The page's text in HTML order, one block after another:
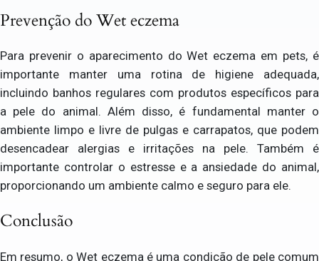
Prevenção do Wet eczema
Para prevenir o aparecimento do Wet eczema em pets, é
importante manter uma rotina de higiene adequada,
incluindo banhos regulares com produtos específicos para
a pele do animal. Além disso, é fundamental manter o
ambiente limpo e livre de pulgas e carrapatos, que podem
desencadear alergias e irritações na pele. Também é
importante controlar o estresse e a ansiedade do animal,
proporcionando um ambiente calmo e seguro para ele.
Conclusão
Em resumo, o Wet eczema é uma condição de pele comum